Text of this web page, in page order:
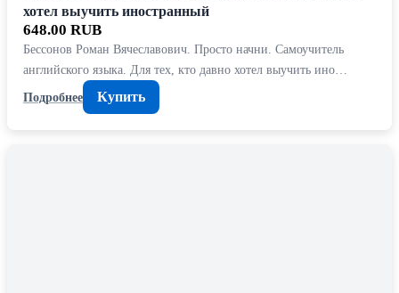
хотел выучить иностранный
648.00 RUB
Бессонов Роман Вячеславович. Просто начни. Самоучитель
английского языка. Для тех, кто давно хотел выучить ино…
Подробнее
Купить